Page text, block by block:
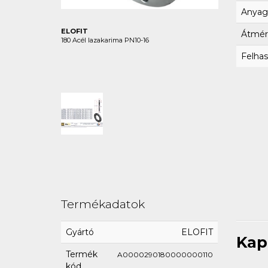
ELOFIT
180 Acél lazakarima PN10-16
Anyag
Termékadatok
Gyártó ELOFIT
Termék
A0000290180000000110